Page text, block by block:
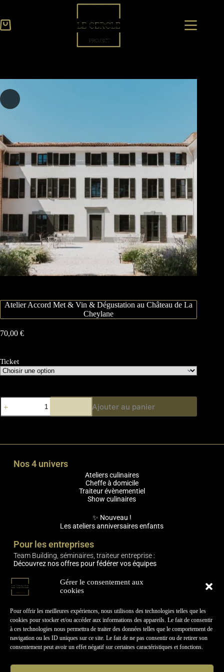
Gérer le consentement aux
cookies
Pour offrir les meilleures expériences, nous utilisons des technologies telles que les
cookies pour stocker et/ou accéder aux informations des appareils. Le fait de consentir
à ces technologies nous permettra de traiter des données telles que le comportement de
navigation ou les ID uniques sur ce site. Le fait de ne pas consentir ou de retirer son
consentement peut avoir un effet négatif sur certaines caractéristiques et fonctions.
Atelier Accord Met & Vin & Dégustation au Château de La
Cheylane
70,00 €
Ticket
Ajouter au panier
Nos 4 univers
Ateliers culinaires
Cheffe à domicile
Traiteur évènementiel
Show culinaires
✨ Nouveau !
Les ateliers anniversaires enfants
Pour les entreprises
Team Building, séminaires, traiteur entreprise :
Découvrez nos offres pour fédérer vos équipes
Engagements
🌿 Expériences responsables (produits locaux, circuits courts,
🫶 Expériences relationnelles & humaines
Informations pratiques
Contactez-nous !
cadeau